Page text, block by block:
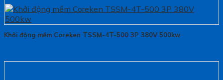
Khởi động mềm Coreken TSSM-4T-500 3P 380V 500kw